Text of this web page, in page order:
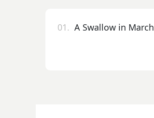
01. A Swallow in March